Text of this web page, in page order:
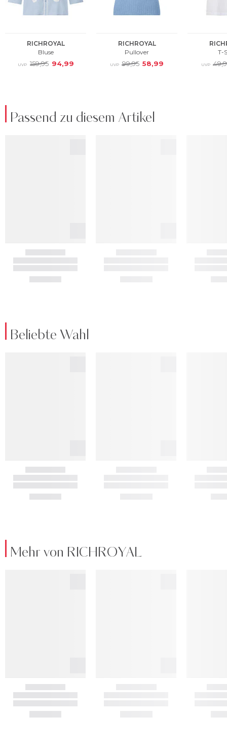
Passend zu diesem Artikel
Beliebte Wahl
Mehr von RICHROYAL